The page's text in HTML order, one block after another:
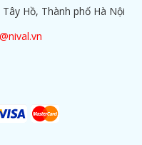
Hồ, Thành phố Hà Nội